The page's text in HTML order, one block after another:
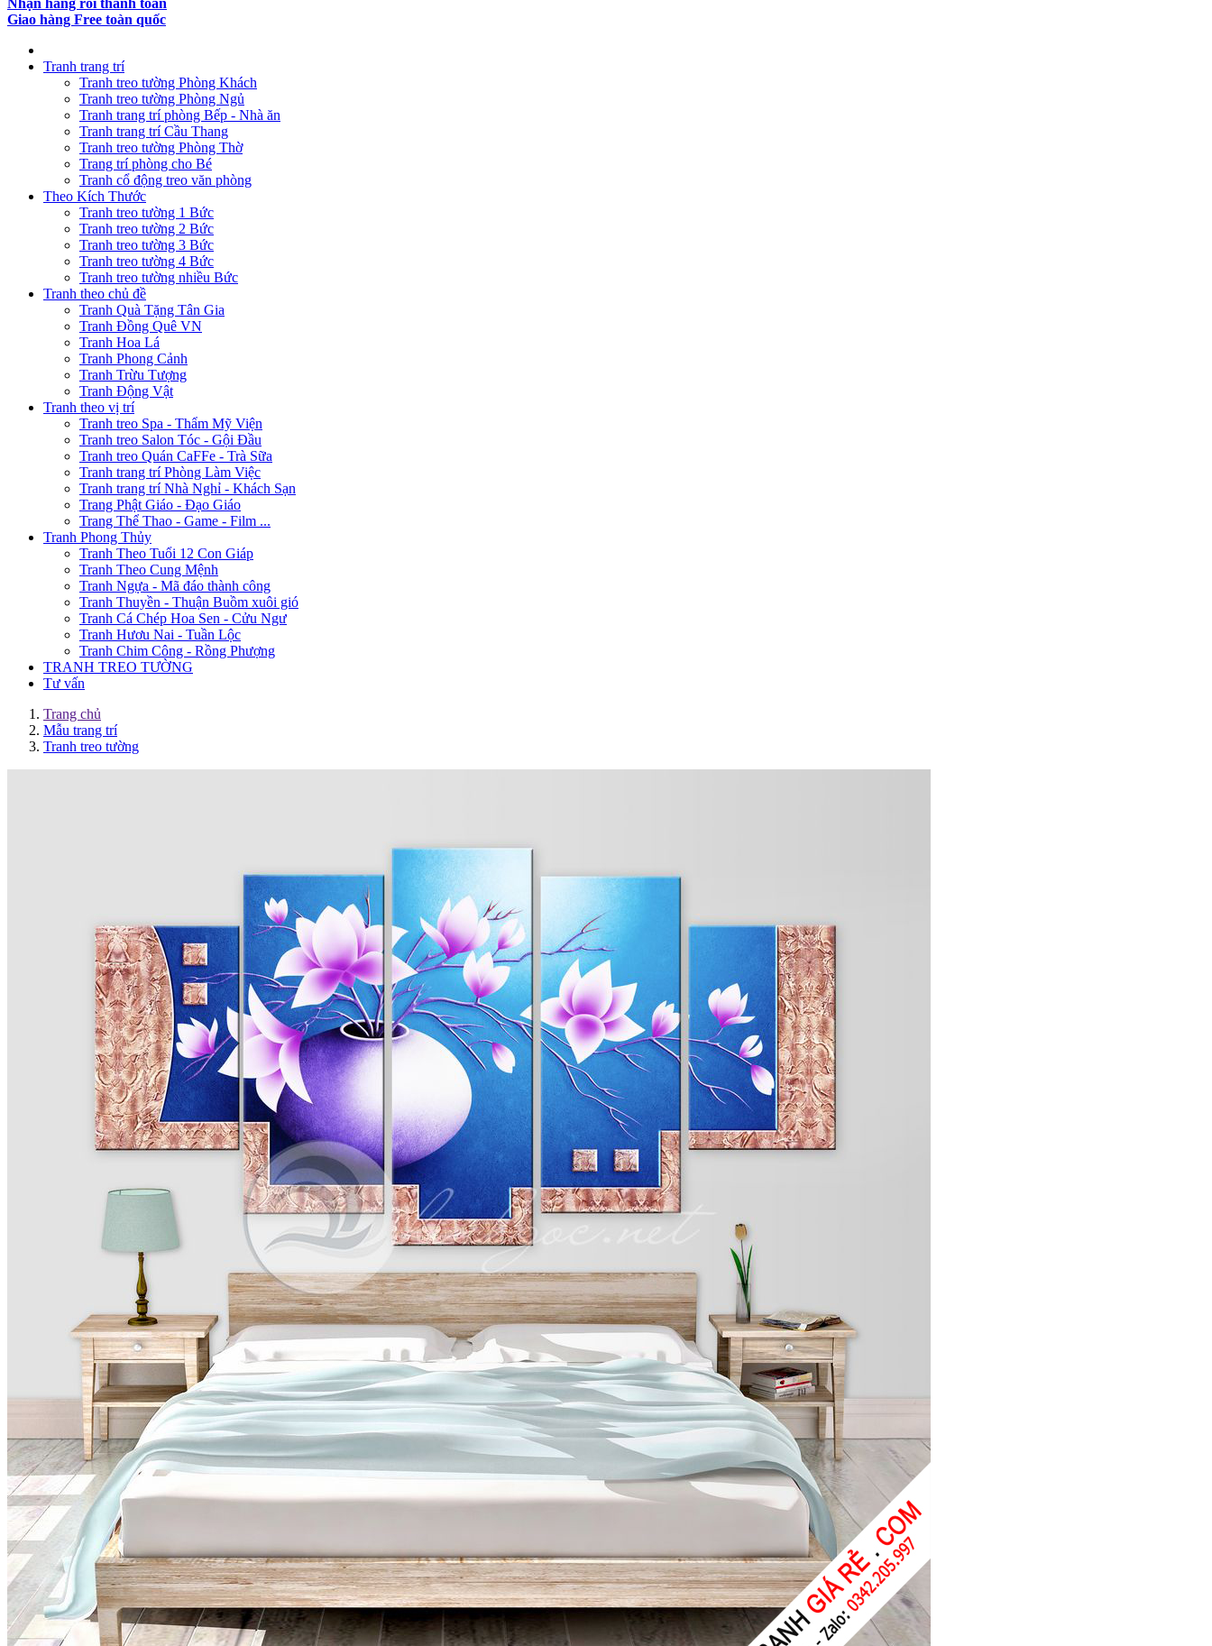
Nhận hàng rồi thanh toán
Giao hàng Free toàn quốc
Tranh trang trí
Tranh treo tường Phòng Khách
Tranh treo tường Phòng Ngủ
Tranh trang trí phòng Bếp - Nhà ăn
Tranh trang trí Cầu Thang
Tranh treo tường Phòng Thờ
Trang trí phòng cho Bé
Tranh cổ động treo văn phòng
Theo Kích Thước
Tranh treo tường 1 Bức
Tranh treo tường 2 Bức
Tranh treo tường 3 Bức
Tranh treo tường 4 Bức
Tranh treo tường nhiều Bức
Tranh theo chủ đề
Tranh Quà Tặng Tân Gia
Tranh Đồng Quê VN
Tranh Hoa Lá
Tranh Phong Cảnh
Tranh Trừu Tượng
Tranh Động Vật
Tranh theo vị trí
Tranh treo Spa - Thẩm Mỹ Viện
Tranh treo Salon Tóc - Gội Đầu
Tranh treo Quán CaFFe - Trà Sữa
Tranh trang trí Phòng Làm Việc
Tranh trang trí Nhà Nghỉ - Khách Sạn
Trang Phật Giáo - Đạo Giáo
Trang Thể Thao - Game - Film ...
Tranh Phong Thủy
Tranh Theo Tuổi 12 Con Giáp
Tranh Theo Cung Mệnh
Tranh Ngựa - Mã đáo thành công
Tranh Thuyền - Thuận Buồm xuôi gió
Tranh Cá Chép Hoa Sen - Cửu Ngư
Tranh Hươu Nai - Tuần Lộc
Tranh Chim Công - Rồng Phượng
TRANH TREO TƯỜNG
Tư vấn
Trang chủ
Mẫu trang trí
Tranh treo tường